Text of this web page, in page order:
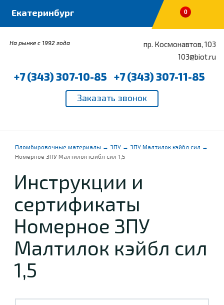
0
На рынке с 1992 года
пр. Космонавтов, 103
103@biot.ru
+7 (343) 307-10-85 +7 (343) 307-11-85
Пломбировочные материалы → ЗПУ → ЗПУ Малтилок кэйбл сил →
Номерное ЗПУ Малтилок кэйбл сил 1,5
Инструкции и
сертификаты
Номерное ЗПУ
Малтилок кэйбл сил
1,5